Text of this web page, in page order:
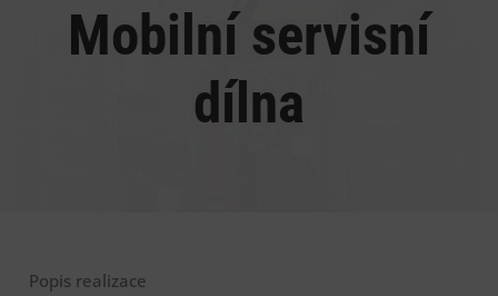
Mobilní servisní
dílna
Popis realizace